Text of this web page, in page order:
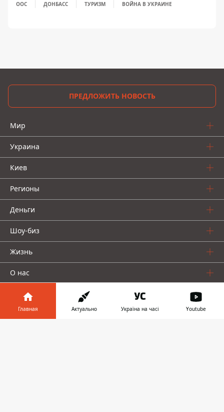
ООС ДОНБАСС ТУРИЗМ ВОЙНА В УКРАИНЕ
ПРЕДЛОЖИТЬ НОВОСТЬ
Мир
Украина
Киев
Регионы
Деньги
Шоу-биз
Жизнь
О нас
Главная Актуально Україна на часі Youtube